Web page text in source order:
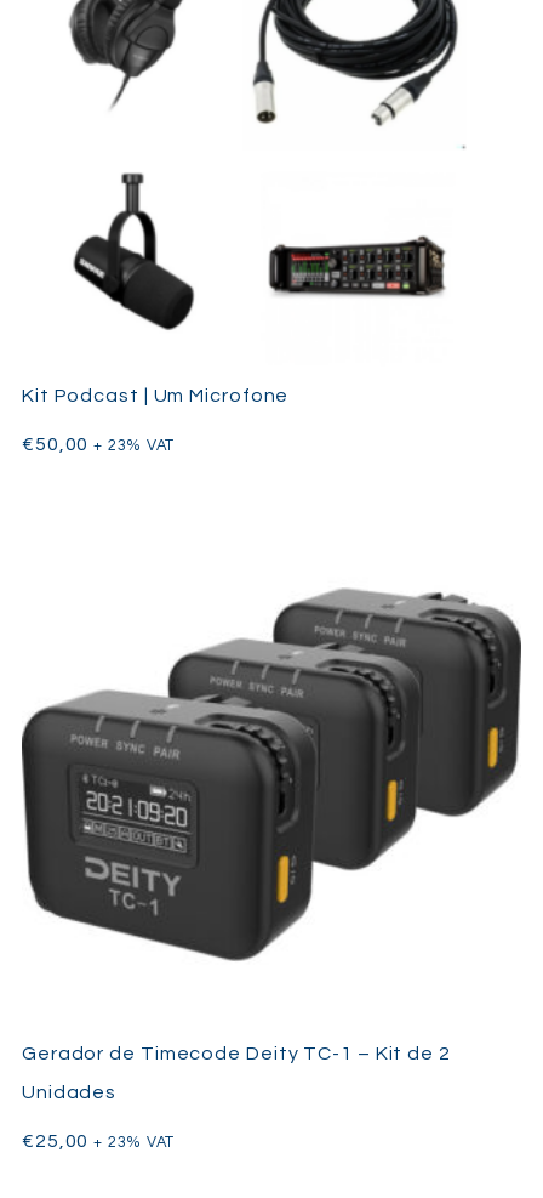
Kit Podcast | Um Microfone
€50,00 + 23% VAT
Gerador de Timecode Deity TC-1 – Kit de 2
Unidades
€25,00 + 23% VAT